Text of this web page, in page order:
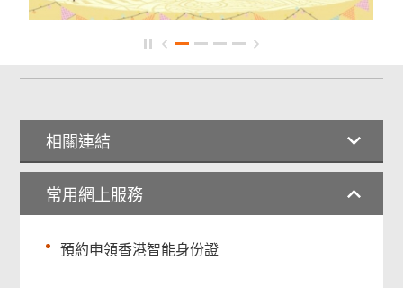
相關連結
常用網上服務
預約申領香港智能身份證